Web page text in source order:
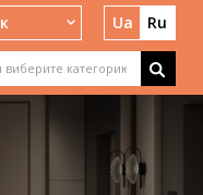
Ua Ru